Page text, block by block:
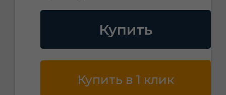
Купить
Купить в 1 клик